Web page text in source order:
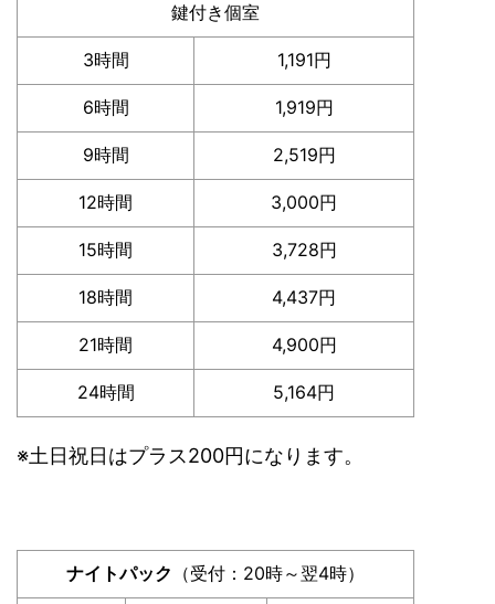
鍵付き個室
3時間 1,191円
6時間 1,919円
9時間 2,519円
12時間 3,000円
15時間 3,728円
18時間 4,437円
21時間 4,900円
24時間 5,164円
※土日祝日はプラス200円になります。
ナイトパック （受付：20時～翌4時）